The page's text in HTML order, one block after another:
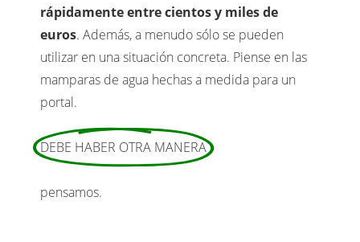
rápidamente entre cientos y miles de
euros. Además, a menudo sólo se pueden
utilizar en una situación concreta. Piense en las
mamparas de agua hechas a medida para un
portal.
DEBE HABER OTRA MANERA
pensamos.